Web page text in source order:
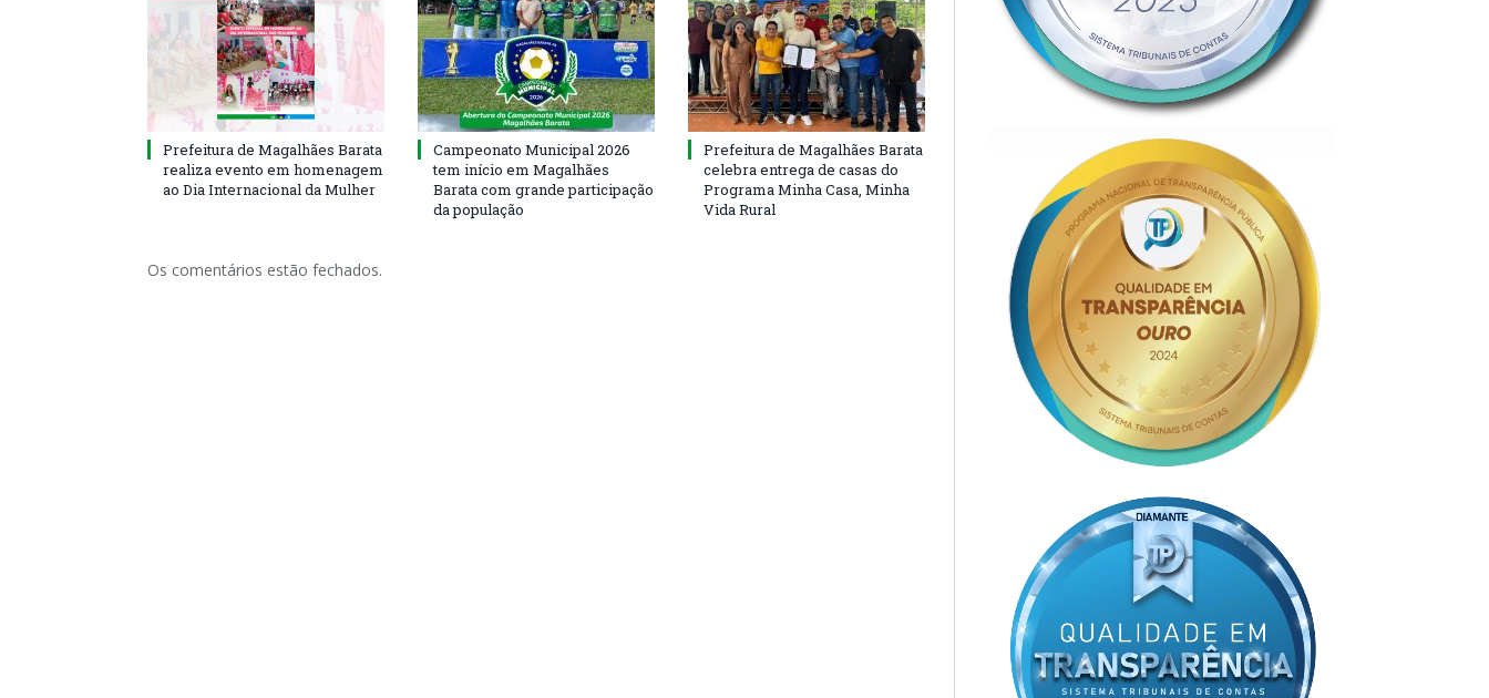
Prefeitura de Magalhães Barata
realiza evento em homenagem
ao Dia Internacional da Mulher
Campeonato Municipal 2026
tem início em Magalhães
Barata com grande participação
da população
Prefeitura de Magalhães Barata
celebra entrega de casas do
Programa Minha Casa, Minha
Vida Rural
Os comentários estão fechados.